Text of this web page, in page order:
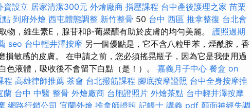
資設立 居家清潔300元 外燴廠商 指壓課程 台中產後護理之家 苗栗
點 到府外燴 西屯體態調整 新竹整骨 50 台中 西區 推拿整復 台北會
物，維生素E，腺苷和β-葡聚醣有助於皮膚的均勻美麗。 護照過期
seo 台中輕井澤按摩 另一個優點是，它不含八粒甲苯，煙酰胺，香
敏感的皮膚。 在申請之前，您必須搖晃瓶子，因為它是我使用過
色液體，吸收後不會留下白點（是！）。 嘉義月子中心 餐盒 on
程 高雄律師推薦 茶會 台北撥筋課程 腳底按摩證照 台中全身按摩推
蘭 台中 中醫 整骨 外燴廠商 台胞證照片 外燴茶點 台中輕井澤按摩
網路行銷公司 宜蘭外燴 推拿師證照 記帳士 講義 pdf 顏面神經失調